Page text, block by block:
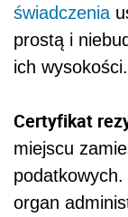
świadczenia
prostą i
ich wysokości.
Certyfikat
miejscu
organ